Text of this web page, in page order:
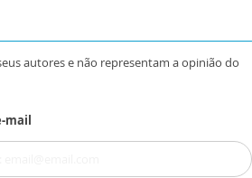
autores e não representam a opinião do
mail